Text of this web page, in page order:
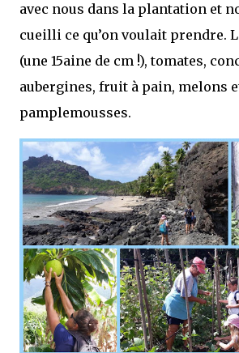
avec nous dans la plantation et
cueilli ce qu’on voulait prendre.
(une 15aine de cm !), tomates,
aubergines, fruit à pain, melons
pamplemousses.